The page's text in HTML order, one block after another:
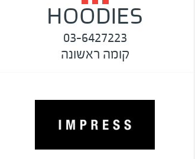
HOODIES
03-6427223
קומה ראשונה